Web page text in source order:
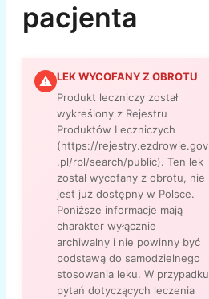
pacjenta
⚠ LEK WYCOFANY Z OBROTU
Produkt leczniczy został
wykreślony z Rejestru
Produktów Leczniczych
(https://rejestry.ezdrowie.gov
.pl/rpl/search/public). Ten lek
został wycofany z obrotu, nie
jest już dostępny w Polsce.
Poniższe informacje mają
charakter wyłącznie
archiwalny i nie powinny być
podstawą do samodzielnego
stosowania leku. W przypadku
pytań dotyczących leczenia